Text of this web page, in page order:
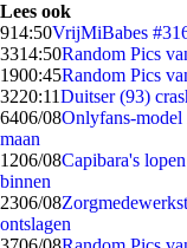
Lees ook
914:50VrijMiBabes
3314:50Random Pics
1900:45Random Pics
3220:11Duitser (93)
6406/08Onlyfans-model
maan
1206/08Capibara's
binnen
2306/08
ontslagen